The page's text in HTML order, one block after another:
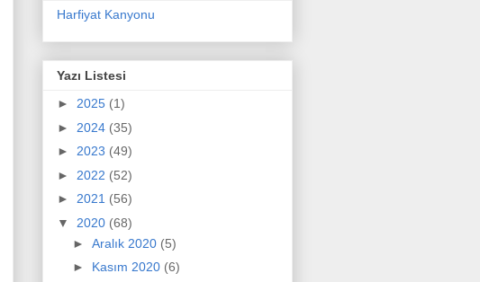
Harfiyat Kanyonu
Yazı Listesi
► 2025 (1)
► 2024 (35)
► 2023 (49)
► 2022 (52)
► 2021 (56)
▼ 2020 (68)
► Aralık 2020 (5)
► Kasım 2020 (6)